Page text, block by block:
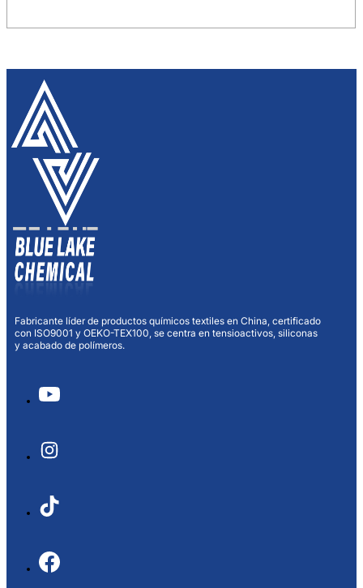
Fabricante líder de productos químicos textiles en China, certificado
con ISO9001 y OEKO-TEX100, se centra en tensioactivos, siliconas
y acabado de polímeros.